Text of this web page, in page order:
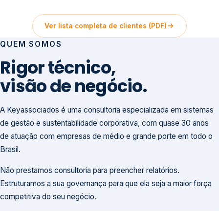
Ver lista completa de clientes (PDF)
QUEM SOMOS
Rigor técnico,
visão de negócio.
A Keyassociados é uma consultoria especializada em sistemas
de gestão e sustentabilidade corporativa, com quase 30 anos
de atuação com empresas de médio e grande porte em todo o
Brasil.
Não prestamos consultoria para preencher relatórios.
Estruturamos a sua governança para que ela seja a maior força
competitiva do seu negócio.